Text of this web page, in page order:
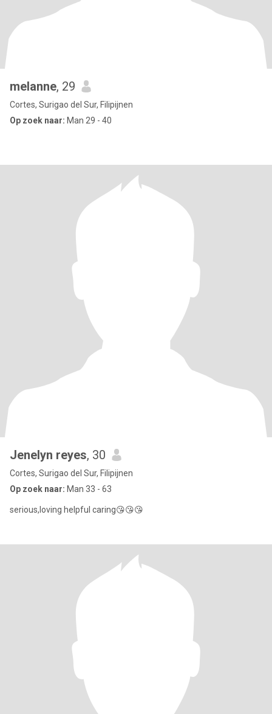
melanne, 29
Cortes, Surigao del Sur, Filipijnen
Op zoek naar: Man 29 - 40
Jenelyn reyes, 30
Cortes, Surigao del Sur, Filipijnen
Op zoek naar: Man 33 - 63
serious,loving helpful caring😘😘😘